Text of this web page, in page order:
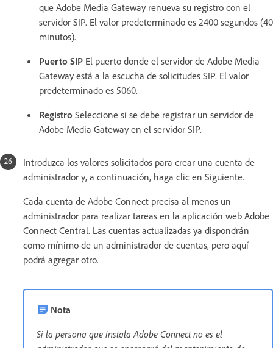
que Adobe Media Gateway renueva su registro con el
servidor SIP. El valor predeterminado es 2400 segundos (40
minutos).
Puerto SIP El puerto donde el servidor de Adobe Media
Gateway está a la escucha de solicitudes SIP. El valor
predeterminado es 5060.
Registro Seleccione si se debe registrar un servidor de
Adobe Media Gateway en el servidor SIP.
Introduzca los valores solicitados para crear una cuenta de
administrador y, a continuación, haga clic en Siguiente.
Cada cuenta de Adobe Connect precisa al menos un
administrador para realizar tareas en la aplicación web Adobe
Connect Central. Las cuentas actualizadas ya dispondrán
como mínimo de un administrador de cuentas, pero aquí
podrá agregar otro.
Nota
Si la persona que instala Adobe Connect no es el